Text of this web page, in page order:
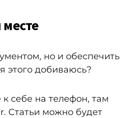
но и обеспечить
этого добиваюсь?
себе на телефон, там
Статьи можно будет